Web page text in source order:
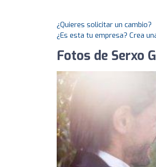
¿Quieres solicitar un cambio?
¿Es esta tu empresa? Crea
Fotos de Serxo